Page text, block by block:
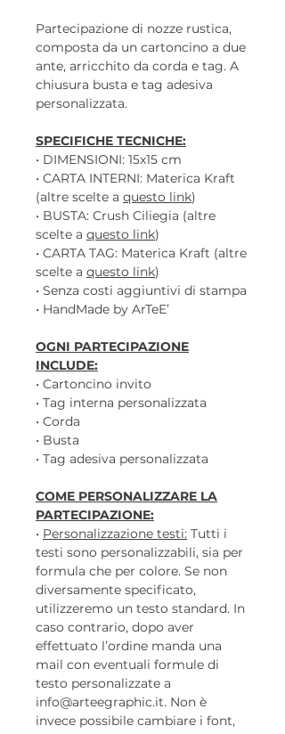
Partecipazione di nozze rustica,
composta da un cartoncino a due
ante, arricchito da corda e tag. A
chiusura busta e tag adesiva
personalizzata.
SPECIFICHE TECNICHE:
• DIMENSIONI: 15x15 cm
• CARTA INTERNI: Materica Kraft
(altre scelte a questo link)
• BUSTA: Crush Ciliegia (altre
scelte a questo link)
• CARTA TAG: Materica Kraft (altre
scelte a questo link)
• Senza costi aggiuntivi di stampa
• HandMade by ArTeE’
OGNI PARTECIPAZIONE
INCLUDE:
• Cartoncino invito
• Tag interna personalizzata
• Corda
• Busta
• Tag adesiva personalizzata
COME PERSONALIZZARE LA
PARTECIPAZIONE:
• Personalizzazione testi: Tutti i
testi sono personalizzabili, sia per
formula che per colore. Se non
diversamente specificato,
utilizzeremo un testo standard. In
caso contrario, dopo aver
effettuato l’ordine manda una
mail con eventuali formule di
testo personalizzate a
info@arteegraphic.it. Non è
invece possibile cambiare i font,